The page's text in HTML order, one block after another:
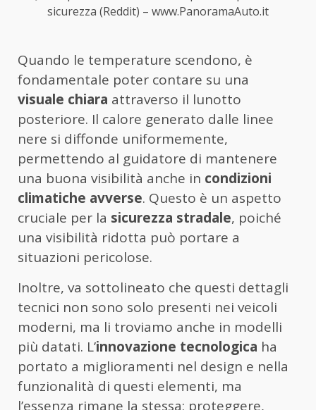
sicurezza (Reddit) – www.PanoramaAuto.it
Quando le temperature scendono, è
fondamentale poter contare su una
visuale chiara attraverso il lunotto
posteriore. Il calore generato dalle linee
nere si diffonde uniformemente,
permettendo al guidatore di mantenere
una buona visibilità anche in condizioni
climatiche avverse. Questo è un aspetto
cruciale per la sicurezza stradale, poiché
una visibilità ridotta può portare a
situazioni pericolose.
Inoltre, va sottolineato che questi dettagli
tecnici non sono solo presenti nei veicoli
moderni, ma li troviamo anche in modelli
più datati. L’innovazione tecnologica ha
portato a miglioramenti nel design e nella
funzionalità di questi elementi, ma
l’essenza rimane la stessa: proteggere,